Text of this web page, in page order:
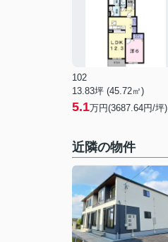
102
13.83坪 (45.72㎡)
5.1万円(3687.64円/坪)
近隣の物件